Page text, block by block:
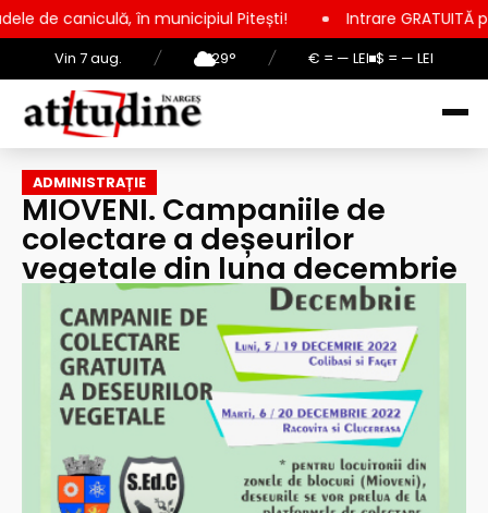
Vin 7 aug. / 29° / € = — LEI $ = — LEI
în municipiul Pitești! Intrare GRATUITĂ pentru copii,
ADMINISTRAȚIE
MIOVENI. Campaniile de
colectare a deșeurilor
vegetale din luna decembrie